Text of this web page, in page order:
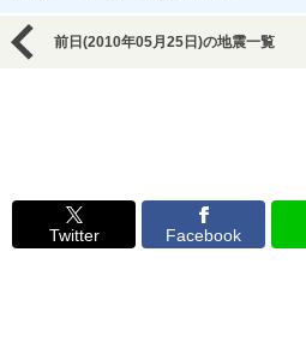
前日(2010年05月25日)の地震一覧
Twitter Facebook